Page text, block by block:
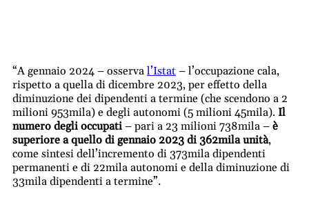
“A gennaio 2024 – osserva l’Istat – l’occupazione cala,
rispetto a quella di dicembre 2023, per effetto della
diminuzione dei dipendenti a termine (che scendono a 2
milioni 953mila) e degli autonomi (5 milioni 45mila). Il
numero degli occupati – pari a 23 milioni 738mila – è
superiore a quello di gennaio 2023 di 362mila unità,
come sintesi dell’incremento di 373mila dipendenti
permanenti e di 22mila autonomi e della diminuzione di
33mila dipendenti a termine”.